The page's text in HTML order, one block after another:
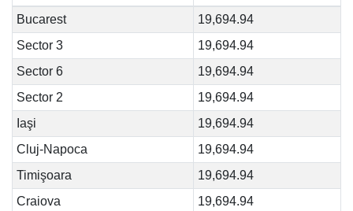
Bucarest
19,694.94
Sector 3
19,694.94
Sector 6
19,694.94
Sector 2
19,694.94
Iaşi
19,694.94
Cluj-Napoca
19,694.94
Timişoara
19,694.94
Craiova
19,694.94